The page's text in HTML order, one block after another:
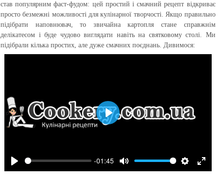
став популярним фаст-фудом: цей простий і смачний рецепт відкриває
просто безмежні можливості для кулінарної творчості. Якщо правильно
підібрати наповнювач, то звичайна картопля стане справжнім
делікатесом і буде чудово виглядати навіть на святковому столі. Ми
підібрали кілька простих, але дуже смачних поєднань. Дивимося: